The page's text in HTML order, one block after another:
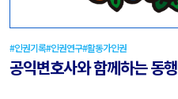
#인권기록#인권연구#활동가인권
공익변호사와 함께하는 동행